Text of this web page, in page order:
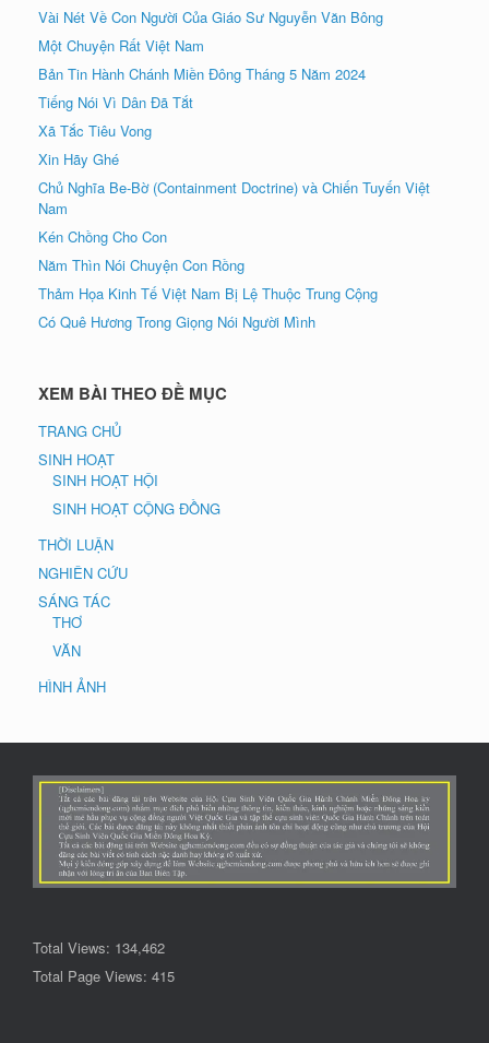
Vài Nét Về Con Người Của Giáo Sư Nguyễn Văn Bông
Một Chuyện Rất Việt Nam
Bản Tin Hành Chánh Miền Đông Tháng 5 Năm 2024
Tiếng Nói Vì Dân Đã Tắt
Xã Tắc Tiêu Vong
Xin Hãy Ghé
Chủ Nghĩa Be-Bờ (Containment Doctrine) và Chiến Tuyến Việt
Nam
Kén Chồng Cho Con
Năm Thìn Nói Chuyện Con Rồng
Thảm Họa Kinh Tế Việt Nam Bị Lệ Thuộc Trung Cộng
Có Quê Hương Trong Giọng Nói Người Mình
XEM BÀI THEO ĐỀ MỤC
TRANG CHỦ
SINH HOẠT
SINH HOẠT HỘI
SINH HOẠT CỘNG ĐỒNG
THỜI LUẬN
NGHIÊN CỨU
SÁNG TÁC
THƠ
VĂN
HÌNH ẢNH
Total Views: 134,462
Total Page Views: 415